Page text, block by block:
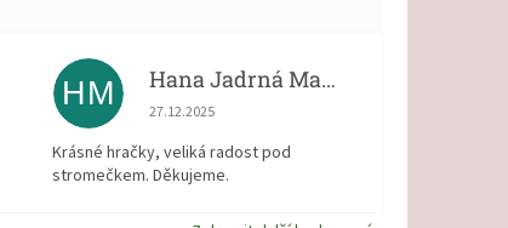
hvězdiček.HM Hana Jadrná Matějková
Hodnocení obchodu je 5 z 5 hvězdiček.
27.12.2025
Krásné hračky, veliká radost pod
stromečkem. Děkujeme.